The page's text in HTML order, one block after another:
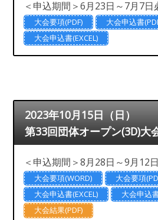
＜申込期間＞6月23日～7月7日
大会要項(PDF)
大会申込書
大会申込書(EXCEL)
2023年10月15日（日）
第33回団体オープン(3D)大
＜申込期間＞8月28日～9月12
大会要項(WORD)
大会要項
大会申込書(EXCEL)
大会申込
大会結果(PDF)